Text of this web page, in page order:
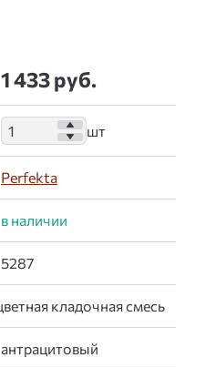
1 433 руб.
Perfekta